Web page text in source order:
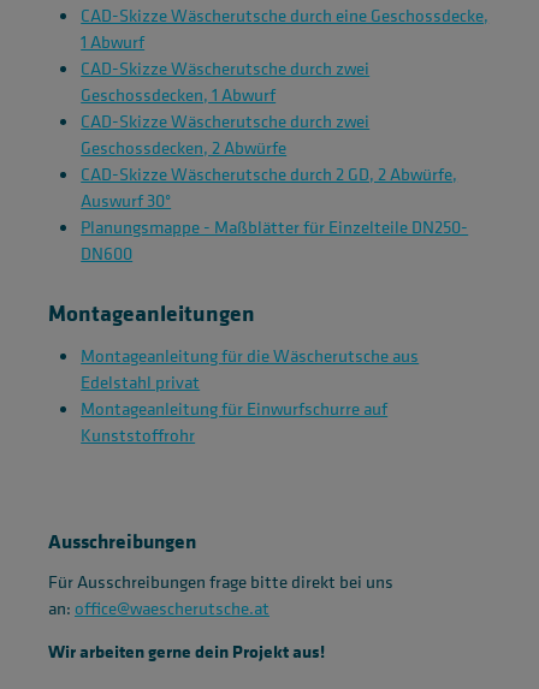
CAD-Skizze Wäscherutsche durch eine Geschossdecke,
1 Abwurf
CAD-Skizze Wäscherutsche durch zwei
Geschossdecken, 1 Abwurf
CAD-Skizze Wäscherutsche durch zwei
Geschossdecken, 2 Abwürfe
CAD-Skizze Wäscherutsche durch 2 GD, 2 Abwürfe,
Auswurf 30°
Planungsmappe - Maßblätter für Einzelteile DN250-
DN600
Montageanleitungen
Montageanleitung für die Wäscherutsche aus
Edelstahl privat
Montageanleitung für Einwurfschurre auf
Kunststoffrohr
Ausschreibungen
Für Ausschreibungen frage bitte direkt bei uns
an: office@waescherutsche.at
Wir arbeiten gerne dein Projekt aus!